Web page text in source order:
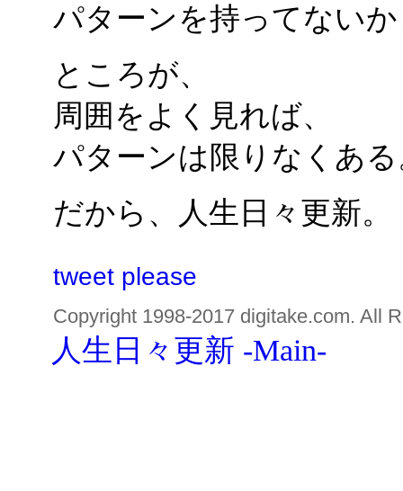
パターンを持ってない
ところが、
周囲をよく見れば、
パターンは限りなくあ
だから、人生日々更新。
tweet please
Copyright 1998-2017 digitake.com. All
人生日々更新 -Main-